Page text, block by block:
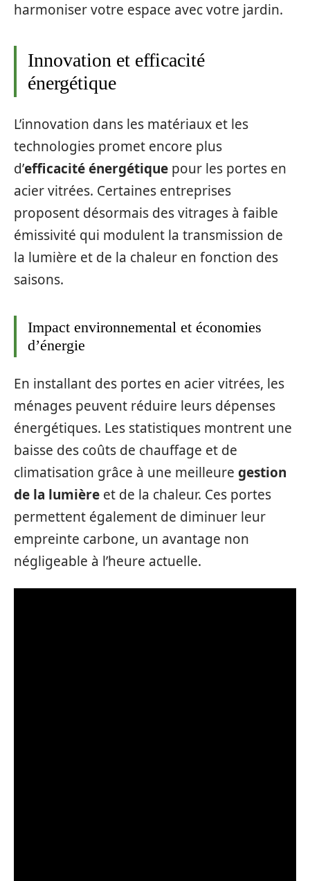
harmoniser votre espace avec votre jardin.
Innovation et efficacité
énergétique
L’innovation dans les matériaux et les
technologies promet encore plus
d’efficacité énergétique pour les portes en
acier vitrées. Certaines entreprises
proposent désormais des vitrages à faible
émissivité qui modulent la transmission de
la lumière et de la chaleur en fonction des
saisons.
Impact environnemental et économies
d’énergie
En installant des portes en acier vitrées, les
ménages peuvent réduire leurs dépenses
énergétiques. Les statistiques montrent une
baisse des coûts de chauffage et de
climatisation grâce à une meilleure gestion
de la lumière et de la chaleur. Ces portes
permettent également de diminuer leur
empreinte carbone, un avantage non
négligeable à l’heure actuelle.